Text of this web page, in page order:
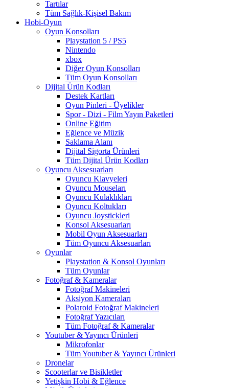
Tartılar
Tüm Sağlık-Kişisel Bakım
Hobi-Oyun
Oyun Konsolları
Playstation 5 / PS5
Nintendo
xbox
Diğer Oyun Konsolları
Tüm Oyun Konsolları
Dijital Ürün Kodları
Destek Kartları
Oyun Pinleri - Üyelikler
Spor - Dizi - Film Yayın Paketleri
Online Eğitim
Eğlence ve Müzik
Saklama Alanı
Dijital Sigorta Ürünleri
Tüm Dijital Ürün Kodları
Oyuncu Aksesuarları
Oyuncu Klavyeleri
Oyuncu Mouseları
Oyuncu Kulaklıkları
Oyuncu Koltukları
Oyuncu Joystickleri
Konsol Aksesuarları
Mobil Oyun Aksesuarları
Tüm Oyuncu Aksesuarları
Oyunlar
Playstation & Konsol Oyunları
Tüm Oyunlar
Fotoğraf & Kameralar
Fotoğraf Makineleri
Aksiyon Kameraları
Polaroid Fotoğraf Makineleri
Fotoğraf Yazıcıları
Tüm Fotoğraf & Kameralar
Youtuber & Yayıncı Ürünleri
Mikrofonlar
Tüm Youtuber & Yayıncı Ürünleri
Dronelar
Scooterlar ve Bisikletler
Yetişkin Hobi & Eğlence